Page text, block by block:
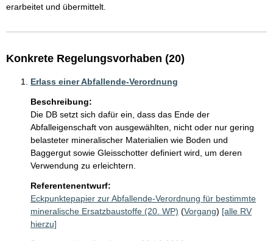
erarbeitet und übermittelt.
Konkrete Regelungsvorhaben (20)
Erlass einer Abfallende-Verordnung
Beschreibung:
Die DB setzt sich dafür ein, dass das Ende der
Abfalleigenschaft von ausgewählten, nicht oder nur gering
belasteter mineralischer Materialien wie Boden und
Baggergut sowie Gleisschotter definiert wird, um deren
Verwendung zu erleichtern.
Referentenentwurf:
Eckpunktepapier zur Abfallende-Verordnung für bestimmte
mineralische Ersatzbaustoffe (20. WP) (Vorgang) [alle RV
hierzu]